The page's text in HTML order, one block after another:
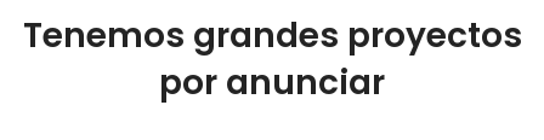
Tenemos grandes proyectos
por anunciar